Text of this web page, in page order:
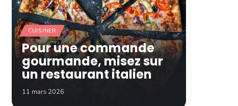
CUISINER
Pour une commande
gourmande, misez sur
un restaurant italien
11 mars 2026